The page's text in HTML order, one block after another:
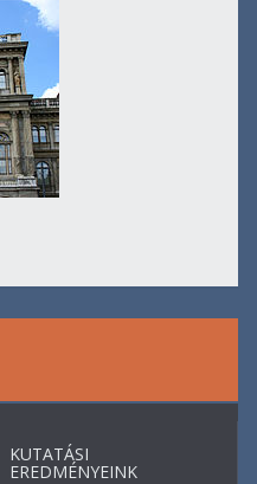
KUTATÁSI
EREDMÉNYEINK